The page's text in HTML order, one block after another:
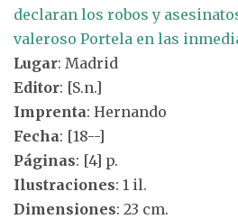
declaran los robos y
valeroso Portela en las
Lugar: Madrid
Editor: [S.n.]
Imprenta: Hernando
Fecha: [18--]
Páginas: [4] p.
Ilustraciones: 1 il.
Dimensiones: 23 cm.